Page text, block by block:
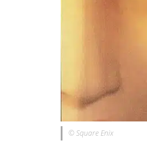
© Square Enix